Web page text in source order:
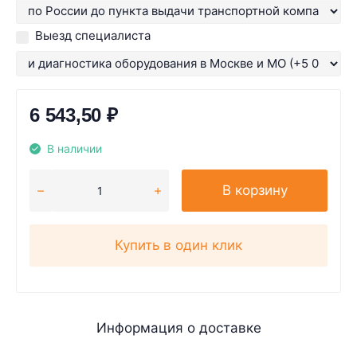
Выезд специалиста
6 543,50 ₽
В наличии
В корзину
Купить в один клик
Информация о доставке